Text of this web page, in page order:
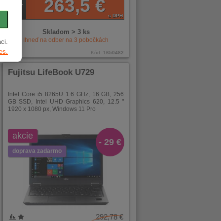
263,5 € s DPH
Skladom > 3 ks
Ihneď na odber na3 pobočkách
Kód: 1650482
Fujitsu LifeBook U729
Intel Core i5 8265U 1.6 GHz, 16 GB, 256
GB SSD, Intel UHD Graphics 620, 12.5 "
1920 x 1080 px, Windows 11 Pro
akcie
doprava zadarmo
- 29 €
292,78 €